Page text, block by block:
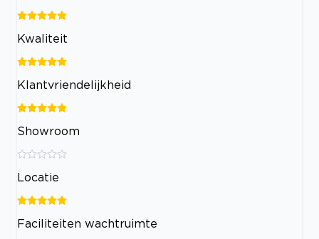
Kwaliteit
Klantvriendelijkheid
Showroom
Locatie
Faciliteiten wachtruimte